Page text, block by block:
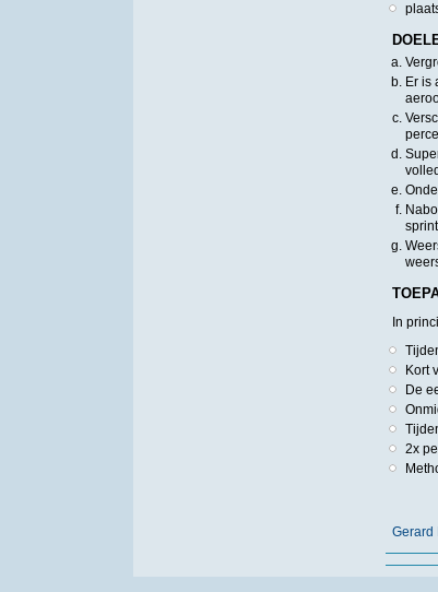
Er is
In
Kort
De
2x
Gerard